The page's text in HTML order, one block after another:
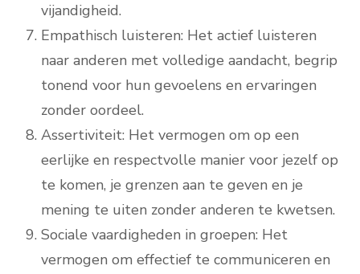
vijandigheid.
Empathisch luisteren: Het actief luisteren
naar anderen met volledige aandacht, begrip
tonend voor hun gevoelens en ervaringen
zonder oordeel.
Assertiviteit: Het vermogen om op een
eerlijke en respectvolle manier voor jezelf op
te komen, je grenzen aan te geven en je
mening te uiten zonder anderen te kwetsen.
Sociale vaardigheden in groepen: Het
vermogen om effectief te communiceren en